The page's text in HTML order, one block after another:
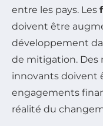
entre les pays. Les
doivent être
développement
de mitigation. Des
innovants doivent
engagements
réalité du